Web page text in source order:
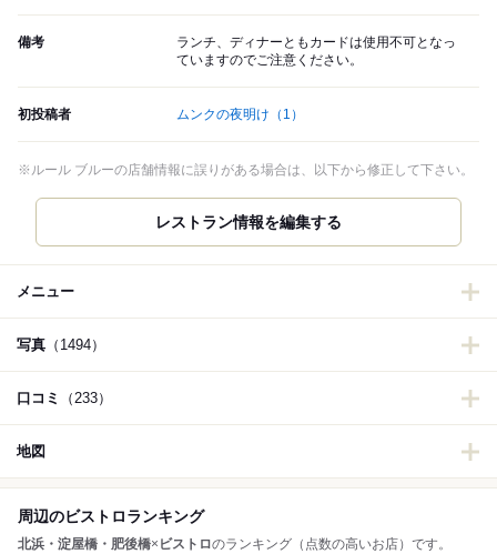
備考
ランチ、ディナーともカードは使用不可となっ
ていますのでご注意ください。
初投稿者 ムンクの夜明け （1）
※ルール ブルーの店舗情報に誤りがある場合は、以下から修正して下さい。
レストラン情報を編集する
メニュー
写真 （1494）
口コミ （233）
地図
周辺のビストロランキング
北浜・淀屋橋・肥後橋× ビストロのランキング（点数の高いお店）です。